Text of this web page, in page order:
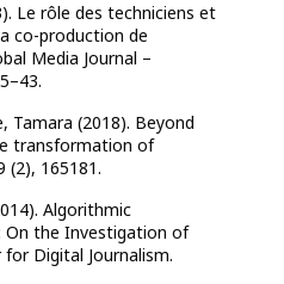
Le rôle des techniciens et
co-production de
Media Journal –
Tamara (2018). Beyond
transformation of
(2), 165181.
Algorithmic
On the Investigation of
Digital Journalism.